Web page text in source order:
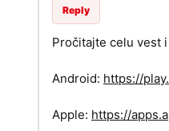
Reply
Pročitajte celu vest
Android: https://
Apple: https://